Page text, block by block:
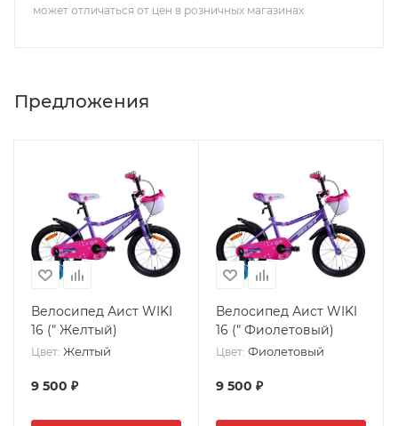
может отличаться от цен в розничных магазинах
Предложения
Велосипед Аист WIKI
16 (" Желтый)
Цвет: Желтый
9 500 ₽
Велосипед Аист WIKI
16 (" Фиолетовый)
Цвет: Фиолетовый
9 500 ₽